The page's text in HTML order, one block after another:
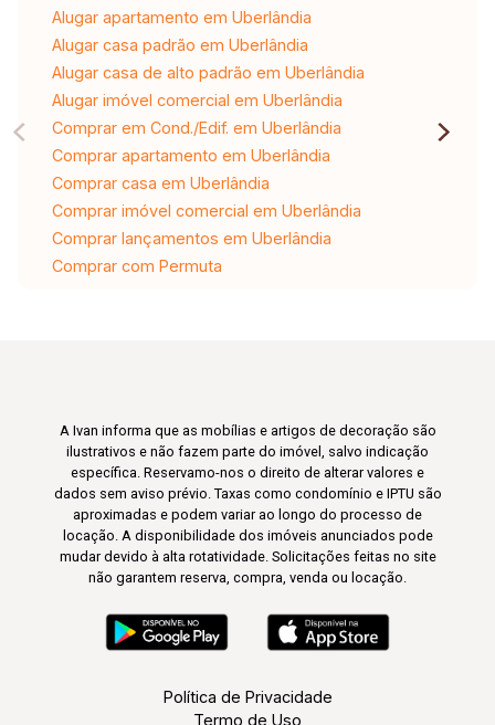
Alugar apartamento em Uberlândia
Alugar casa padrão em Uberlândia
Alugar casa de alto padrão em Uberlândia
Alugar imóvel comercial em Uberlândia
Comprar em Cond./Edif. em Uberlândia
Comprar apartamento em Uberlândia
Comprar casa em Uberlândia
Comprar imóvel comercial em Uberlândia
Comprar lançamentos em Uberlândia
Comprar com Permuta
A Ivan informa que as mobílias e artigos de decoração são
ilustrativos e não fazem parte do imóvel, salvo indicação
específica. Reservamo-nos o direito de alterar valores e
dados sem aviso prévio. Taxas como condomínio e IPTU são
aproximadas e podem variar ao longo do processo de
locação. A disponibilidade dos imóveis anunciados pode
mudar devido à alta rotatividade. Solicitações feitas no site
não garantem reserva, compra, venda ou locação.
Política de Privacidade
Termo de Uso